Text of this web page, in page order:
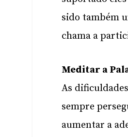
sido também
chama a
Meditar a
As
sempre
aumentar a